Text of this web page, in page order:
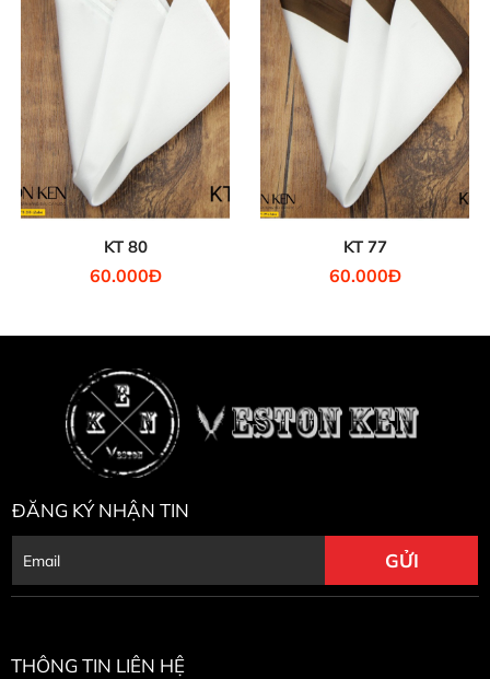
KT 80
60.000Đ
KT 77
60.000Đ
ĐĂNG KÝ NHẬN TIN
THÔNG TIN LIÊN HỆ